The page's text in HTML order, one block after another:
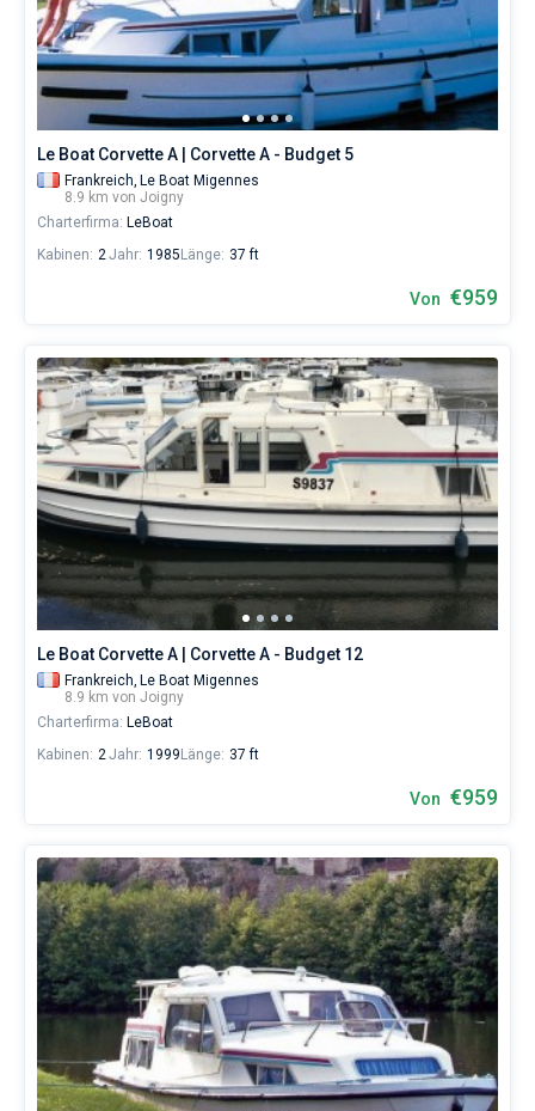
Skipper
wählen,
das
chartern
verwalten.
Im
Sailica-
Katalog
der
Angebote
Joigny
von
sowohl
für
Liebhaber
eines
erholsamen
Urlaubs
für
Segler,
sich
ihr
Nahe
Le Boat Corvette A | Corvette A - Budget 5
Frankreich, Le Boat Migennes
8.9 km von Joigny
Charterfirma: LeBoat
Kabinen: 2Jahr: 1985 Länge: 37 ft
Von €959
Le Boat Corvette A | Corvette A - Budget 12
Frankreich, Le Boat Migennes
8.9 km von Joigny
Charterfirma: LeBoat
Kabinen: 2Jahr: 1999 Länge: 37 ft
Von €959
Bareboat
Zeige Ergebnisse(0)